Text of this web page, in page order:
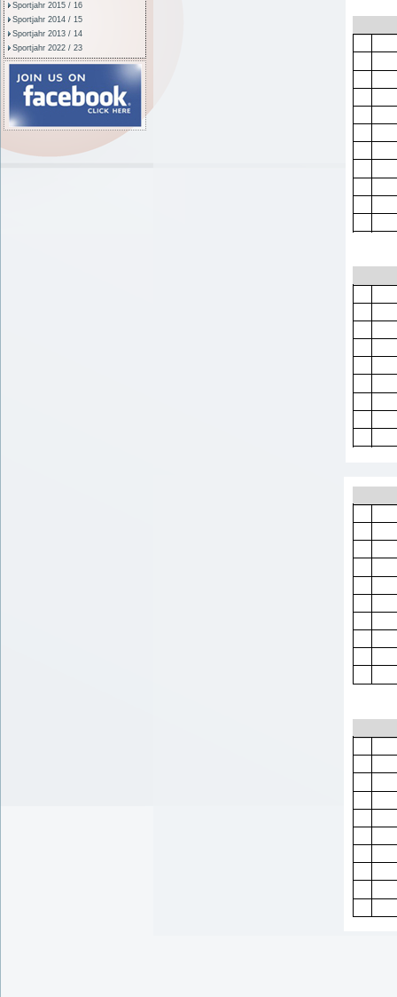
Sportjahr 2015 / 16
Sportjahr 2014 / 15
Sportjahr 2013 / 14
Sportjahr 2022 / 23